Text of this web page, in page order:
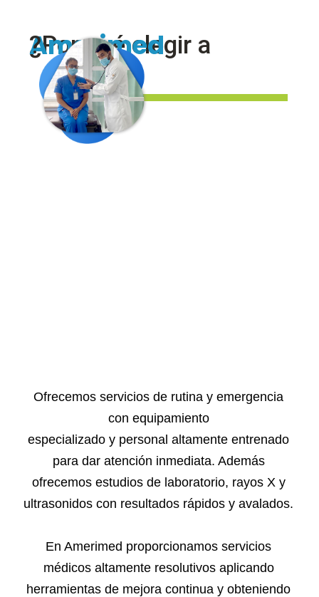
Ofrecemos servicios de rutina y emergencia
con equipamiento
especializado y personal altamente entrenado
para dar atención inmediata. Además
ofrecemos estudios de laboratorio, rayos X y
ultrasonidos con resultados rápidos y avalados.
En Amerimed proporcionamos servicios
médicos altamente resolutivos aplicando
herramientas de mejora continua y obteniendo
¿Por qué elegir a
Amerimed
?